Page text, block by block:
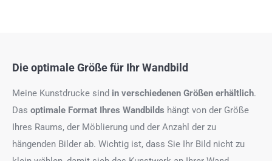
Die optimale Größe für Ihr Wandbild
Meine Kunstdrucke sind in verschiedenen Größen erhältlich.
Das optimale Format Ihres Wandbilds hängt von der Größe
Ihres Raums, der Möblierung und der Anzahl der zu
hängenden Bilder ab. Wichtig ist, dass Sie Ihr Bild nicht zu